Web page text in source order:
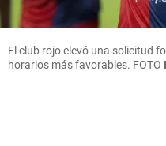
El club rojo elevó una solicitud
horarios más favorables. FOTO